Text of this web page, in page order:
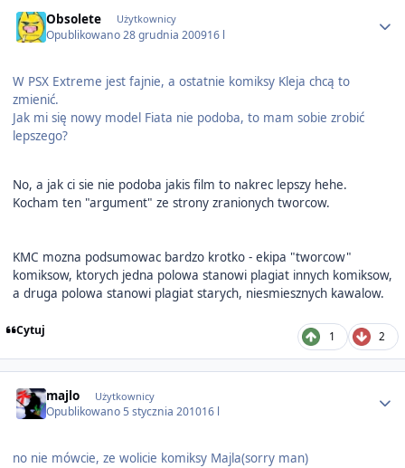
Obsolete Użytkownicy
Opublikowano28 grudnia 200916 l
W PSX Extreme jest fajnie, a ostatnie komiksy Kleja chcą to
zmienić.
Jak mi się nowy model Fiata nie podoba, to mam sobie zrobić
lepszego?
No, a jak ci sie nie podoba jakis film to nakrec lepszy hehe.
Kocham ten "argument" ze strony zranionych tworcow.
KMC mozna podsumowac bardzo krotko - ekipa "tworcow"
komiksow, ktorych jedna polowa stanowi plagiat innych komiksow,
a druga polowa stanowi plagiat starych, niesmiesznych kawalow.
Cytuj 1 2
majlo Użytkownicy
Opublikowano 5 stycznia 201016 l
no nie mówcie, ze wolicie komiksy Majla(sorry man)